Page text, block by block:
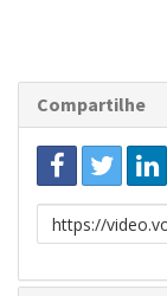
Compartilhe
Link
para